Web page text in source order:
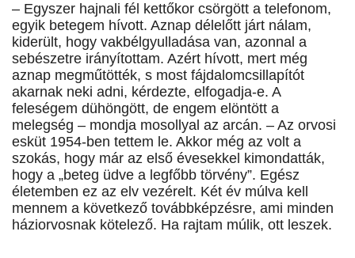
– Egyszer hajnali fél kettőkor csörgött a telefonom,
egyik betegem hívott. Aznap délelőtt járt nálam,
kiderült, hogy vakbélgyulladása van, azonnal a
sebészetre irányítottam. Azért hívott, mert még
aznap megműtötték, s most fájdalomcsillapítót
akarnak neki adni, kérdezte, elfogadja-e. A
feleségem dühöngött, de engem elöntött a
melegség – mondja mosollyal az arcán. – Az orvosi
esküt 1954-ben tettem le. Akkor még az volt a
szokás, hogy már az első évesekkel kimondatták,
hogy a „beteg üdve a legfőbb törvény”. Egész
életemben ez az elv vezérelt. Két év múlva kell
mennem a következő továbbképzésre, ami minden
háziorvosnak kötelező. Ha rajtam múlik, ott leszek.